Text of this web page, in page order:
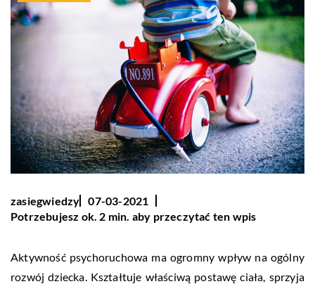
zasiegwiedzy
07-03-2021
Potrzebujesz ok. 2 min. aby przeczytać ten wpis
Aktywność psychoruchowa ma ogromny wpływ na ogólny
rozwój dziecka. Kształtuje właściwą postawę ciała, sprzyja